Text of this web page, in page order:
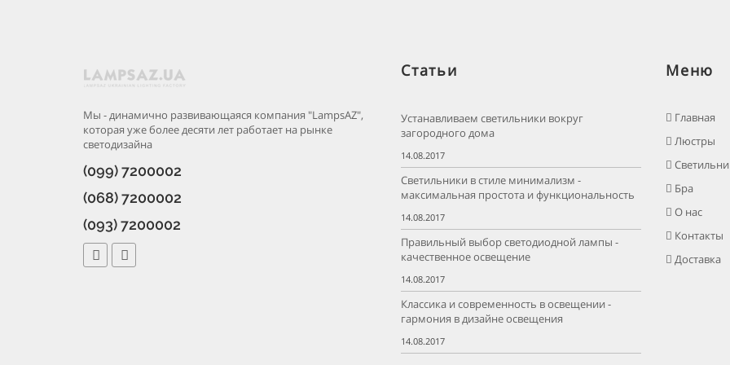
Мы - динамично развивающаяся компания "LampsAZ",
которая уже более десяти лет работает на рынке
светодизайна
(099) 7200002
(068) 7200002
(093) 7200002
Статьи
Устанавливаем светильники вокруг
загородного дома
14.08.2017
Светильники в стиле минимализм -
максимальная простота и функциональность
14.08.2017
Правильный выбор светодиодной лампы -
качественное освещение
14.08.2017
Классика и современность в освещении -
гармония в дизайне освещения
14.08.2017
Меню
Главная
Люстры
Бра
О нас
Контакты
Доставка